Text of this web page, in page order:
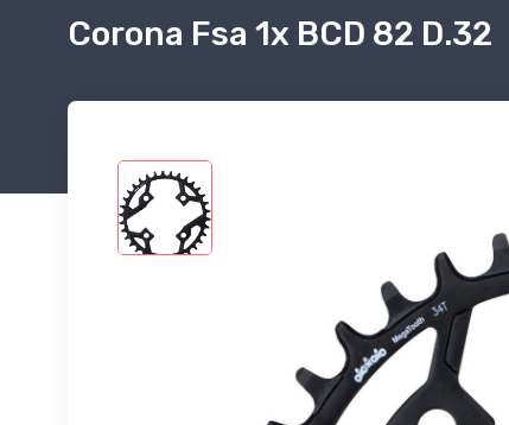
Corona Fsa 1x BCD 82 D.32